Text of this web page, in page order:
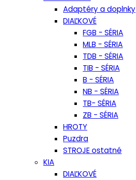
Adaptéry a doplnky
DIAĽKOVÉ
FGB - SÉRIA
MLB - SÉRIA
TDB - SÉRIA
TIB - SÉRIA
B - SÉRIA
NB - SÉRIA
TB- SÉRIA
ZB - SÉRIA
HROTY
Puzdra
STROJE ostatné
KIA
DIAĽKOVÉ